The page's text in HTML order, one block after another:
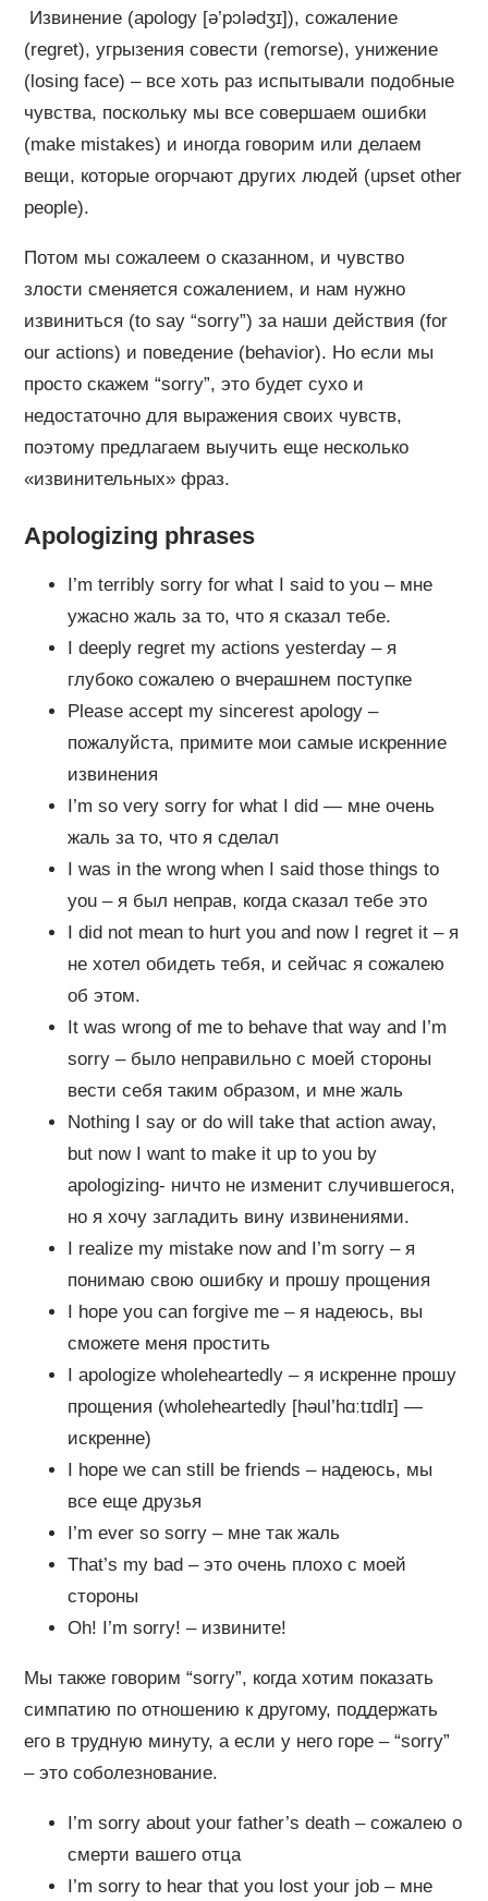
Извинение (apology [ə’pɔlədʒɪ]), сожаление
(regret), угрызения совести (remorse), унижение
(losing face) – все хоть раз испытывали подобные
чувства, поскольку мы все совершаем ошибки
(make mistakes) и иногда говорим или делаем
вещи, которые огорчают других людей (upset other
people).
Потом мы сожалеем о сказанном, и чувство
злости сменяется сожалением, и нам нужно
извиниться (to say “sorry”) за наши действия (for
our actions) и поведение (behavior). Но если мы
просто скажем “sorry”, это будет сухо и
недостаточно для выражения своих чувств,
поэтому предлагаем выучить еще несколько
«извинительных» фраз.
Apologizing phrases
I’m terribly sorry for what I said to you – мне
ужасно жаль за то, что я сказал тебе.
I deeply regret my actions yesterday – я
глубоко сожалею о вчерашнем поступке
Please accept my sincerest apology –
пожалуйста, примите мои самые искренние
извинения
I’m so very sorry for what I did — мне очень
жаль за то, что я сделал
I was in the wrong when I said those things to
you – я был неправ, когда сказал тебе это
I did not mean to hurt you and now I regret it – я
не хотел обидеть тебя, и сейчас я сожалею
об этом.
It was wrong of me to behave that way and I’m
sorry – было неправильно с моей стороны
вести себя таким образом, и мне жаль
Nothing I say or do will take that action away,
but now I want to make it up to you by
apologizing- ничто не изменит случившегося,
но я хочу загладить вину извинениями.
I realize my mistake now and I’m sorry – я
понимаю свою ошибку и прошу прощения
I hope you can forgive me – я надеюсь, вы
сможете меня простить
I apologize wholeheartedly – я искренне прошу
прощения (wholeheartedly [həul’hɑːtɪdlɪ] —
искренне)
I hope we can still be friends – надеюсь, мы
все еще друзья
I’m ever so sorry – мне так жаль
That’s my bad – это очень плохо с моей
стороны
Oh! I’m sorry! – извините!
Мы также говорим “sorry”, когда хотим показать
симпатию по отношению к другому, поддержать
его в трудную минуту, а если у него горе – “sorry”
– это соболезнование.
I’m sorry about your father’s death – сожалею о
смерти вашего отца
I’m sorry to hear that you lost your job – мне